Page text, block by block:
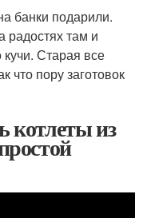
банки подарили.
радостях там и
Старая все
что пору заготовок
котлеты из